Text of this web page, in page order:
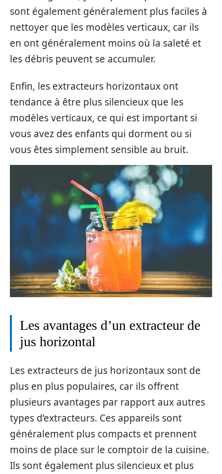
sont également généralement plus faciles à
nettoyer que les modèles verticaux, car ils
en ont généralement moins où la saleté et
les débris peuvent se accumuler.
Enfin, les extracteurs horizontaux ont
tendance à être plus silencieux que les
modèles verticaux, ce qui est important si
vous avez des enfants qui dorment ou si
vous êtes simplement sensible au bruit.
Les avantages d’un extracteur de
jus horizontal
Les extracteurs de jus horizontaux sont de
plus en plus populaires, car ils offrent
plusieurs avantages par rapport aux autres
types d’extracteurs. Ces appareils sont
généralement plus compacts et prennent
moins de place sur le comptoir de la cuisine.
Ils sont également plus silencieux et plus